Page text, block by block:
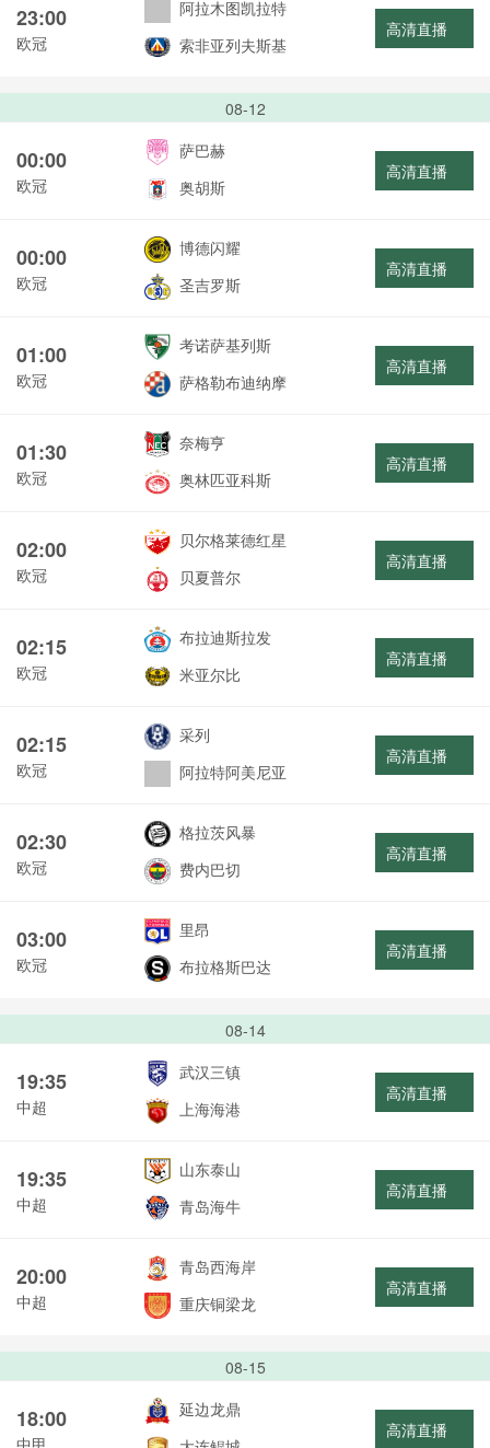
23:00
欧冠
阿拉木图凯拉特
索非亚列夫斯基
高清直播
08-12
00:00
欧冠
萨巴赫
奥胡斯
高清直播
00:00
欧冠
博德闪耀
圣吉罗斯
高清直播
01:00
欧冠
考诺萨基列斯
萨格勒布迪纳摩
高清直播
01:30
欧冠
奈梅亨
奥林匹亚科斯
高清直播
02:00
欧冠
贝尔格莱德红星
贝夏普尔
高清直播
02:15
欧冠
布拉迪斯拉发
米亚尔比
高清直播
02:15
欧冠
采列
阿拉特阿美尼亚
高清直播
02:30
欧冠
格拉茨风暴
费内巴切
高清直播
03:00
欧冠
里昂
布拉格斯巴达
高清直播
08-14
19:35
中超
武汉三镇
上海海港
高清直播
19:35
中超
山东泰山
青岛海牛
高清直播
20:00
中超
青岛西海岸
重庆铜梁龙
高清直播
08-15
18:00
中甲
延边龙鼎
高清直播